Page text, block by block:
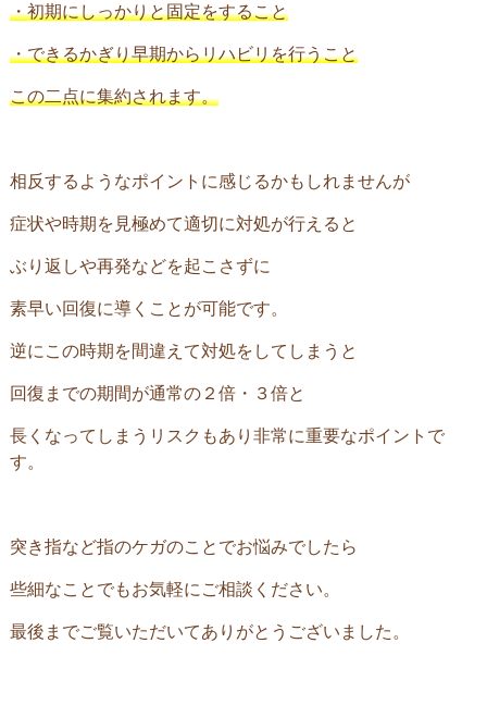
・初期にしっかりと固定をすること
・できるかぎり早期からリハビリを行うこと
この二点に集約されます。
相反するようなポイントに感じるかもしれませんが
症状や時期を見極めて適切に対処が行えると
ぶり返しや再発などを起こさずに
素早い回復に導くことが可能です。
逆にこの時期を間違えて対処をしてしまうと
回復までの期間が通常の２倍・３倍と
長くなってしまうリスクもあり非常に重要なポイントで
す。
突き指など指のケガのことでお悩みでしたら
些細なことでもお気軽にご相談ください。
最後までご覧いただいてありがとうございました。